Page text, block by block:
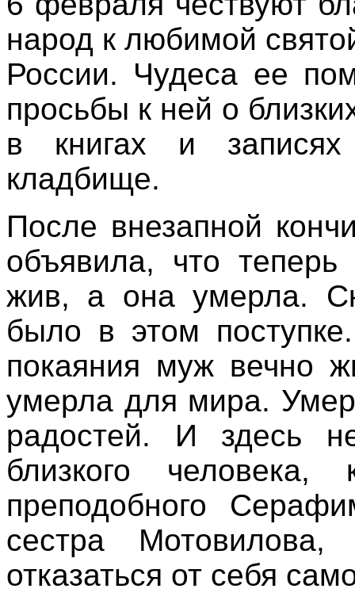
народ к любимой
России. Чудеса ее
просьбы к ней о
в книгах и
кладбище.
После внезапной
объявила, что
жив, а она умерла.
было в этом
покаяния муж вечно
умерла для мира.
радостей. И здесь
близкого
преподобного
сестра
отказаться от себя